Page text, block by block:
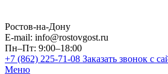
Ростов-на-Дону
E-mail: info@rostovgost.ru
Пн–Пт: 9:00–18:00
+7 (862) 225-71-08 Заказать звонок с
Меню